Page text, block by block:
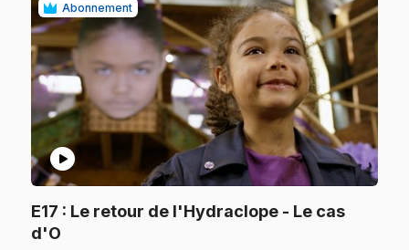
Abonnement
play_circle
E17 : Le retour de l'Hydraclope - Le cas
d'O